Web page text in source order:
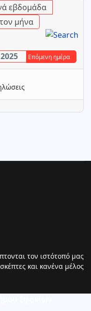
εβδομάδα
μήνα
Επόμενη ημέρα
τον ιστότοπό μας
και κανένα μέλος